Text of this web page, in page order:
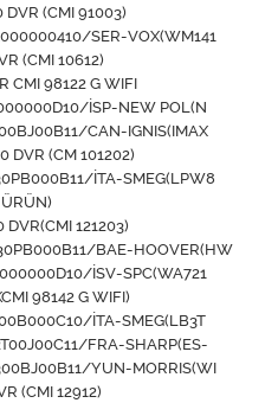
DVR (CMI 91003)
SER-VOX(WM141
(CMI 10612)
CMI 98122 G WIFI
İSP-NEW POL(N
CAN-IGNIS(IMAX
DVR (CM 101202)
İTA-SMEG(LPW8
DVR(CMI 121203)
BAE-HOOVER(HW
İSV-SPC(WA721
98142 G WIFI)
İTA-SMEG(LB3T
FRA-SHARP(ES-
YUN-MORRIS(WI
(CMI 12912)